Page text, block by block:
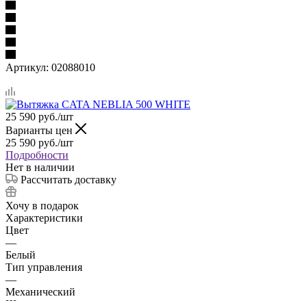
Артикул: 02088010
25 590 руб./шт
Варианты цен
25 590 руб./шт
Подробности
Нет в наличии
Рассчитать доставку
Хочу в подарок
Характеристики
Цвет
—
Белый
Тип управления
—
Механический